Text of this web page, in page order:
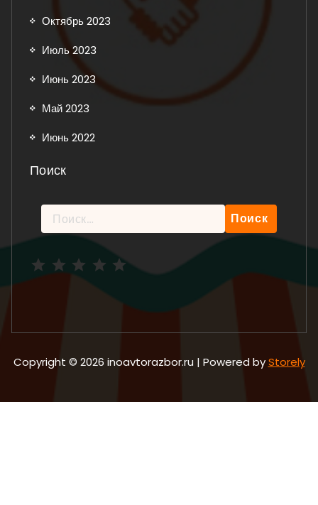
Октябрь 2023
Июль 2023
Июнь 2023
Май 2023
Июнь 2022
Поиск
Найти:
Copyright © 2026 inoavtorazbor.ru | Powered byStorely